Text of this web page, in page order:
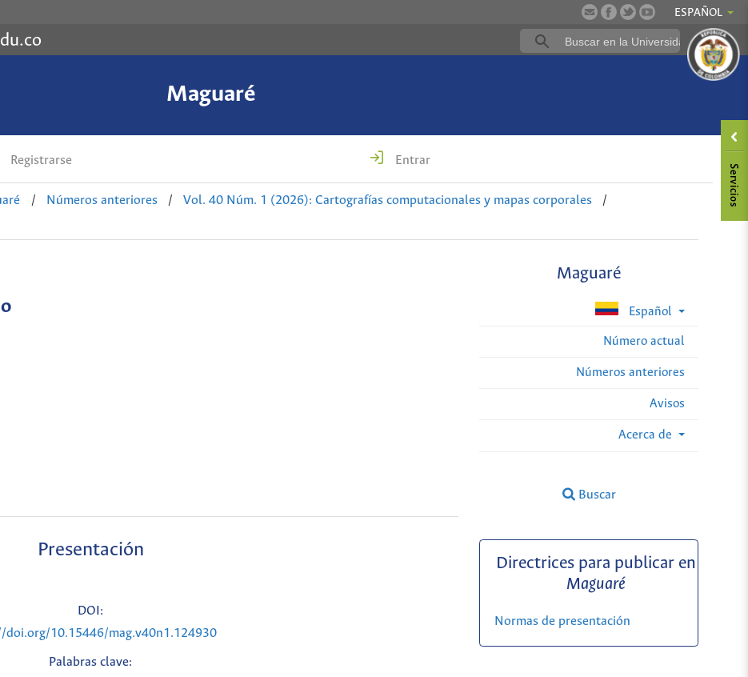
ESPAÑOL
Maguaré
Registrarse Entrar
/ Números anteriores / Vol. 40 Núm. 1 (2026): Cartografías computacionales y mapas corporales
/
Maguaré
Español
Número actual
Números anteriores
Avisos
Acerca de
Buscar
Presentación
DOI:
doi.org/10.15446/mag.v40n1.124930
Palabras clave:
Directrices para publicar en
Maguaré
Normas de presentación